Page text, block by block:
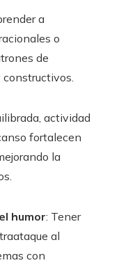
a
o
de
actividad
fortalecen
la
humor: Tener
al
con